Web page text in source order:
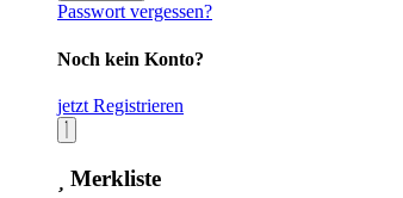
Passwort vergessen?
Noch kein Konto?
jetzt Registrieren
Merkliste